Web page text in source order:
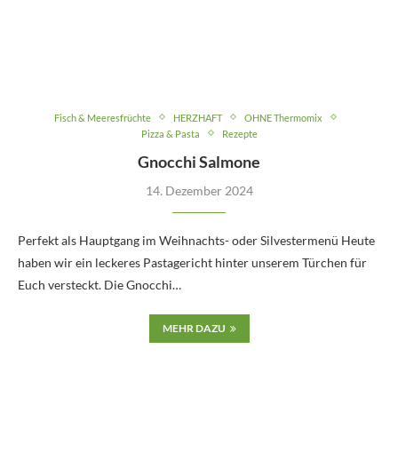
Fisch & Meeresfrüchte HERZHAFT
OHNE Thermomix
Pizza & Pasta
Rezepte
Gnocchi Salmone
14. Dezember 2024
Perfekt als Hauptgang im Weihnachts- oder Silvestermenü Heute
haben wir ein leckeres Pastagericht hinter unserem Türchen für
Euch versteckt. Die Gnocchi…
MEHR DAZU